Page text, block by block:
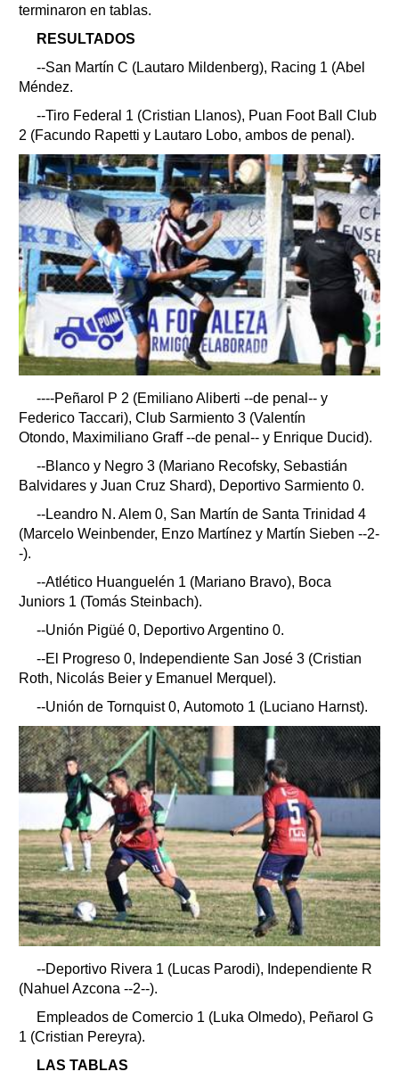
terminaron en tablas.
RESULTADOS
--San Martín C (Lautaro Mildenberg), Racing 1 (Abel
Méndez.
--Tiro Federal 1 (Cristian Llanos), Puan Foot Ball Club
2 (Facundo Rapetti y Lautaro Lobo, ambos de penal).
----Peñarol P 2 (Emiliano Aliberti --de penal-- y
Federico Taccari), Club Sarmiento 3 (Valentín
Otondo, Maximiliano Graff --de penal-- y Enrique Ducid).
--Blanco y Negro 3 (Mariano Recofsky, Sebastián
Balvidares y Juan Cruz Shard), Deportivo Sarmiento 0.
--Leandro N. Alem 0, San Martín de Santa Trinidad 4
(Marcelo Weinbender, Enzo Martínez y Martín Sieben --2-
-).
--Atlético Huanguelén 1 (Mariano Bravo), Boca
Juniors 1 (Tomás Steinbach).
--Unión Pigüé 0, Deportivo Argentino 0.
--El Progreso 0, Independiente San José 3 (Cristian
Roth, Nicolás Beier y Emanuel Merquel).
--Unión de Tornquist 0, Automoto 1 (Luciano Harnst).
--Deportivo Rivera 1 (Lucas Parodi), Independiente R
(Nahuel Azcona --2--).
Empleados de Comercio 1 (Luka Olmedo), Peñarol G
1 (Cristian Pereyra).
LAS TABLAS